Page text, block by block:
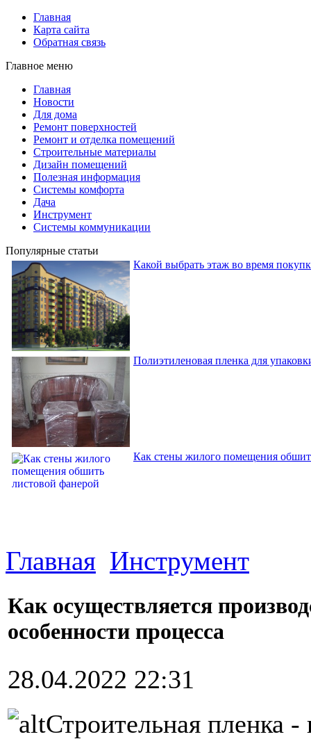
Главная
Карта сайта
Обратная связь
Главное меню
Главная
Новости
Для дома
Ремонт поверхностей
Ремонт и отделка помещений
Строительные материалы
Дизайн помещений
Полезная информация
Системы комфорта
Дача
Инструмент
Системы коммуникации
Популярные статьи
Какой выбрать этаж во время
Полиэтиленовая пленка для
Как стены жилого помещения
Главная Инструмент
Как осуществляется
особенности процесса
28.04.2022 22:31
Строительная пленка